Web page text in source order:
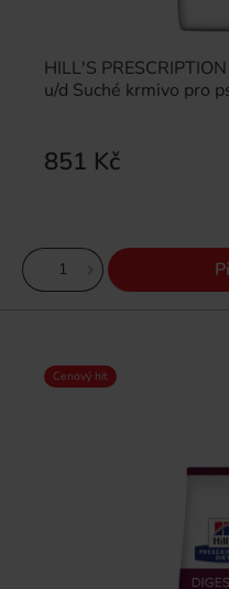
HILL'S
u/d Suché krmivo pro
851 Kč
Cenový hit